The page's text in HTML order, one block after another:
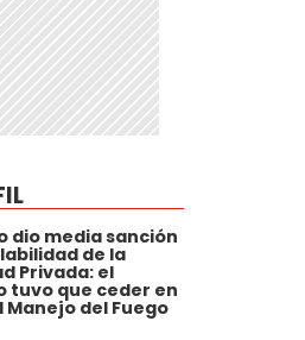
dio media sanción
de la
Privada: el
tuvo que ceder en
Manejo del Fuego